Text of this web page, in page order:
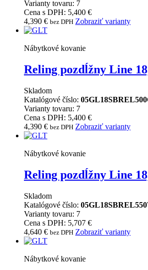
Varianty tovaru: 7
Cena s DPH: 5,400 €
4,390 € bez DPH Zobraziť varianty
Nábytkové kovanie
Reling pozdĺžny Line
Skladom
Katalógové číslo:
Varianty tovaru: 7
Cena s DPH: 5,400 €
4,390 € bez DPH Zobraziť varianty
Nábytkové kovanie
Reling pozdĺžny Line
Skladom
Katalógové číslo:
Varianty tovaru: 7
Cena s DPH: 5,707 €
4,640 € bez DPH Zobraziť varianty
Nábytkové kovanie